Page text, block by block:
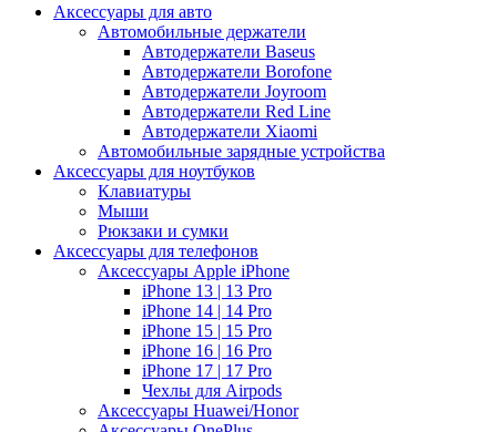
Аксессуары для авто
Автомобильные держатели
Автодержатели Baseus
Автодержатели Borofone
Автодержатели Joyroom
Автодержатели Red Line
Автодержатели Xiaomi
Автомобильные зарядные устройства
Аксессуары для ноутбуков
Клавиатуры
Мыши
Рюкзаки и сумки
Аксессуары для телефонов
Аксессуары Apple iPhone
iPhone 13 | 13 Pro
iPhone 14 | 14 Pro
iPhone 15 | 15 Pro
iPhone 16 | 16 Pro
iPhone 17 | 17 Pro
Чехлы для Airpods
Аксессуары Huawei/Honor